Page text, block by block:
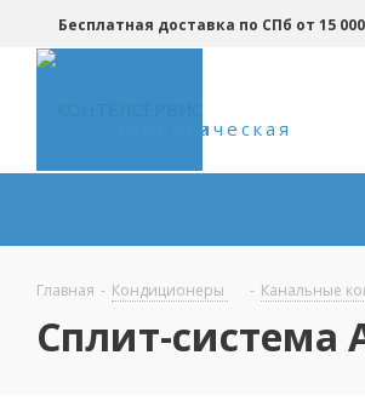
Бесплатная доставка по СПб от 15
климатическая техника
Главная - Кондиционеры - Канальные
Сплит-система